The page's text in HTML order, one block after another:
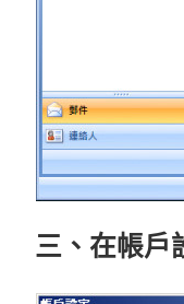
三、在帳戶